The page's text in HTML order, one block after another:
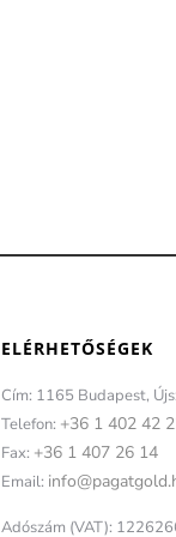
ELÉRHETŐSÉGEK
Cím: 1165 Budapest,
Telefon: +36 1 402 42
Fax: +36 1 407 26 14
Email:
Adószám (VAT):